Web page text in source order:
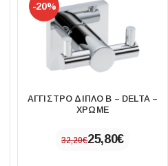
-20%
ΑΓΓΙΣΤΡΟ ΔΙΠΛΟ Β – DELTA –
ΧΡΩΜΕ
32,20€25,80€